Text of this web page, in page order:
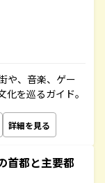
や、音楽、ゲー
を巡るガイド。
詳細を見る
首都と主要都